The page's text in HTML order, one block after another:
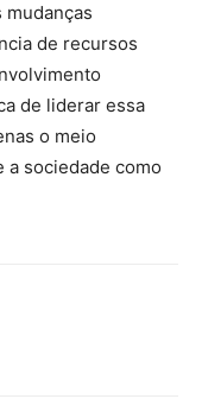
de recursos
de liderar essa
o meio
a sociedade como